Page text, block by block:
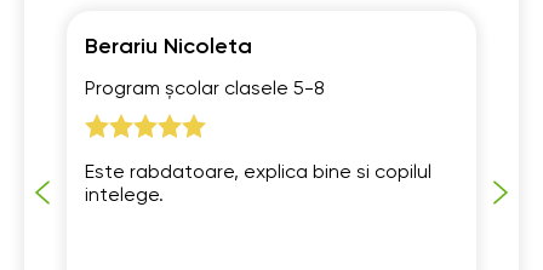
Berariu Nicoleta
Program școlar clasele 5-8
Este rabdatoare, explica bine si copilul
intelege.